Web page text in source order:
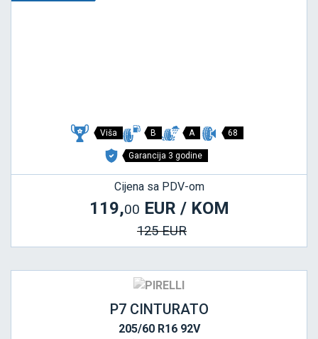
Viša B A 68
Garancija 3 godine
Cijena sa PDV-om
119,00 EUR / KOM
125 EUR
P7 CINTURATO
205/60 R16 92V